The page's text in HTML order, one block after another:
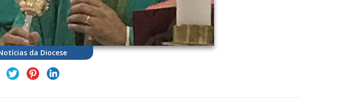
da Diocese